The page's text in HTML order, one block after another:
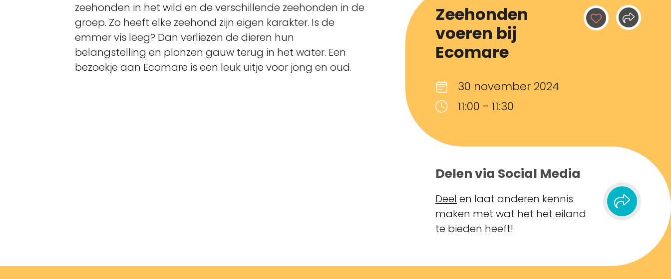
Zeehonden
voeren bij
Ecomare
30 november 2024
11:00 - 11:30
Delen via Social Media
Deel en laat anderen kennis
maken met wat het het eiland
te bieden heeft!
zeehonden in het wild en de verschillende zeehonden in de
groep. Zo heeft elke zeehond zijn eigen karakter. Is de
emmer vis leeg? Dan verliezen de dieren hun
belangstelling en plonzen gauw terug in het water. Een
bezoekje aan Ecomare is een leuk uitje voor jong en oud.